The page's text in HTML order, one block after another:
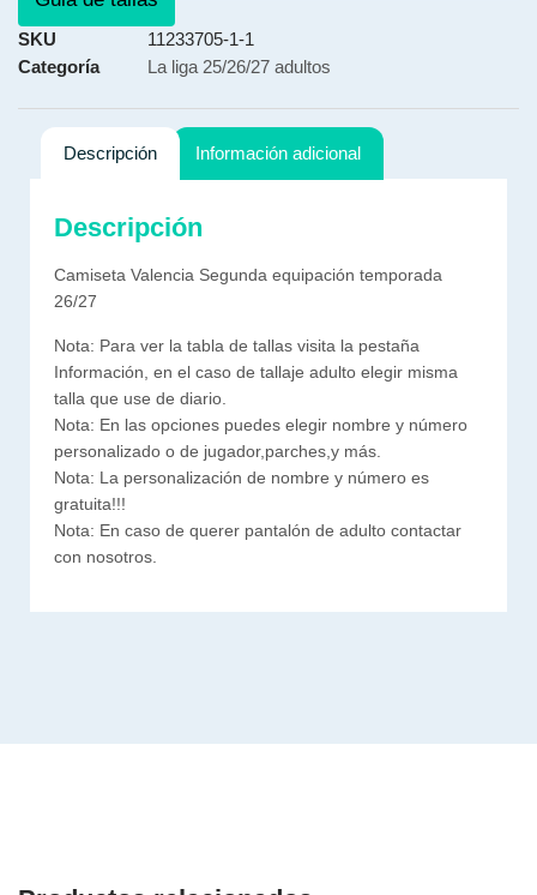
SKU
11233705-1-1
Categoría
La liga 25/26/27 adultos
Descripción Información adicional
Descripción
Camiseta Valencia Segunda equipación temporada
26/27
Nota: Para ver la tabla de tallas visita la pestaña
Información, en el caso de tallaje adulto elegir misma
talla que use de diario.
Nota: En las opciones puedes elegir nombre y número
personalizado o de jugador,parches,y más.
Nota: La personalización de nombre y número es
gratuita!!!
Nota: En caso de querer pantalón de adulto contactar
con nosotros.